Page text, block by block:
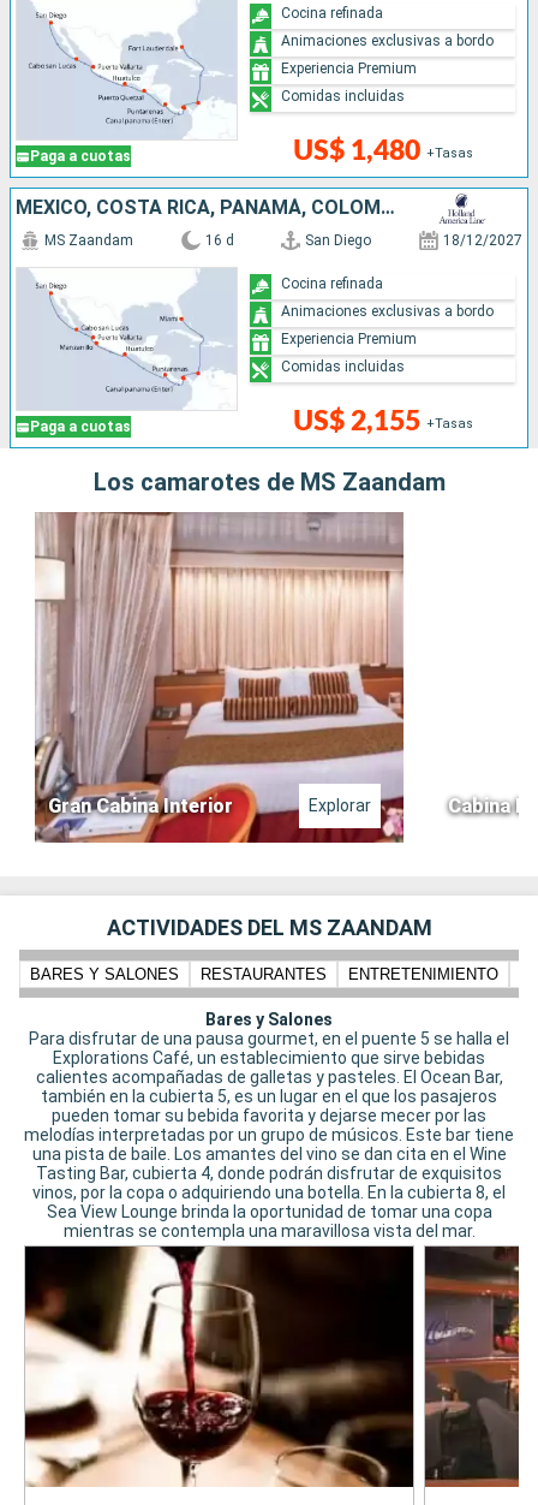
Paga a cuotas US$ 1,480 +Tasas
Cocina refinada
Animaciones exclusivas a bordo
Experiencia Premium
Comidas incluidas
MÉXICO, COSTA RICA, PANAMÁ, COLOMBIA, ESTADOS UNIDOS
Paga a cuotas
MS Zaandam 16 d San Diego 18/12/2027
US$ 2,155 +Tasas
Cocina refinada
Animaciones exclusivas a bordo
Experiencia Premium
Comidas incluidas
Los camarotes de MS Zaandam
Gran Cabina Interior Explorar Cabina
ACTIVIDADES DEL MS ZAANDAM
BARES Y SALONES RESTAURANTES ENTRETENIMIENTO
Bares y Salones
Para disfrutar de una pausa gourmet, en el puente 5 se halla el
Explorations Café, un establecimiento que sirve bebidas
calientes acompañadas de galletas y pasteles. El Ocean Bar,
también en la cubierta 5, es un lugar en el que los pasajeros
pueden tomar su bebida favorita y dejarse mecer por las
melodías interpretadas por un grupo de músicos. Este bar tiene
una pista de baile. Los amantes del vino se dan cita en el Wine
Tasting Bar, cubierta 4, donde podrán disfrutar de exquisitos
vinos, por la copa o adquiriendo una botella. En la cubierta 8, el
Sea View Lounge brinda la oportunidad de tomar una copa
mientras se contempla una maravillosa vista del mar.